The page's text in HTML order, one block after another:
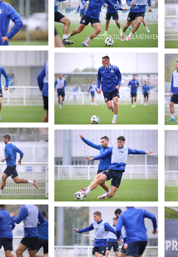
GALÉRIA
SZURKOLÓI ÉLMÉNYEK
AKKREDITÁCIÓ